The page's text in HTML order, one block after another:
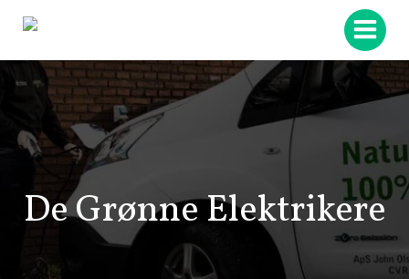
indhold
De Grønne Elektrikere